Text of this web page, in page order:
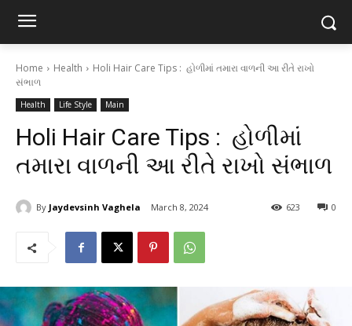
Home Health
Holi Hair Care Tips : હોળીમાં તમારા વાળની આ રીતે રાખો
સંભાળ
Health Life Style Main
Holi Hair Care Tips : હોળીમાં
તમારા વાળની આ રીતે રાખો સંભાળ
By Jaydevsinh Vaghela March 8, 2024 0
623